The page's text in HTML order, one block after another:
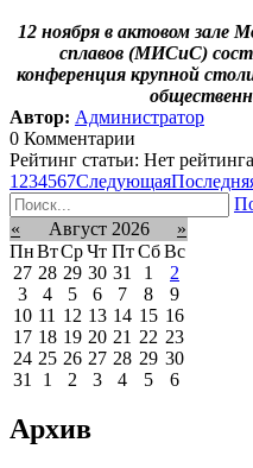
12 ноября в актовом зале
сплавов (МИСиС)
конференция крупной
Автор: Администратор
0 Комментарии
Рейтинг статьи: Нет рейтинга
1 234567Следующая
«
Август 2026
»
ПнВтСрЧт Пт Сб Вс
27 28 29 30 31 1
2
3
4 5 6 7 8
9
10 11 12 13 14 15 16
17 18 19 20 21 22 23
24 25 26 27 28 29 30
31
1 2 3 4 5 6
Архив